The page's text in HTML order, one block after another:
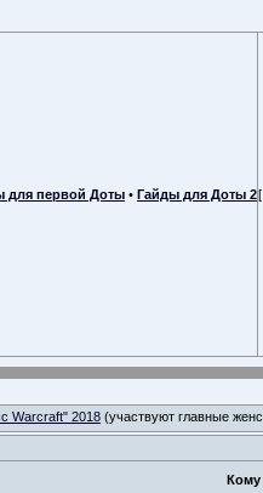
для первой Доты • Гайды для Доты 2
Warcraft" 2018 (участвуют главные
Кому